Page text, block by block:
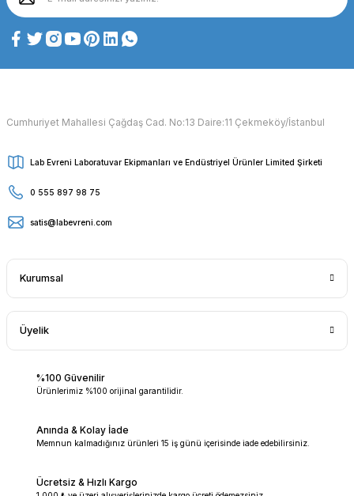
Cumhuriyet Mahallesi Çağdaş Cad. No:13 Daire:11 Çekmeköy/İstanbul
Lab Evreni Laboratuvar Ekipmanları ve Endüstriyel Ürünler Limited Şirketi
0 555 897 98 75
satis@labevreni.com
Kurumsal
Üyelik
%100 Güvenilir
Ürünlerimiz %100 orijinal garantilidir.
Anında & Kolay İade
Memnun kalmadığınız ürünleri 15 iş günü içerisinde iade edebilirsiniz.
Ücretsiz & Hızlı Kargo